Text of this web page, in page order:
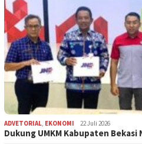
ADVETORIAL EKONOMI 22 Juli 2026
Dukung UMKM Kabupaten